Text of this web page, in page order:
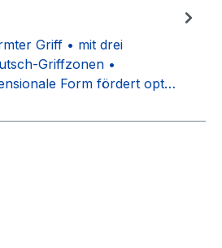
Griff • mit drei
Griffzonen •
Form fördert opt…